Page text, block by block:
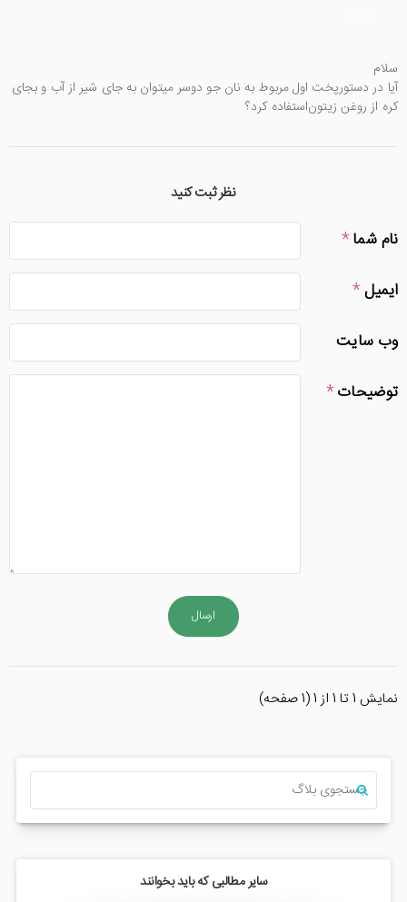
سلام
آیا در دستورپخت اول مربوط به نان جو دوسر میتوان به جای شیر از آب و بجای
کره از روغن زیتون‌استفاده کرد؟
نظر ثبت کنید
نام شما
ایمیل
وب سایت
توضیحات
ارسال
نمايش 1 تا 1 از 1 (1 صفحه)
سایر مطالبی که باید بخوانند